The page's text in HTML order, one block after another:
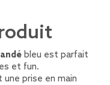
bleu est parfait
et fun.
une prise en main